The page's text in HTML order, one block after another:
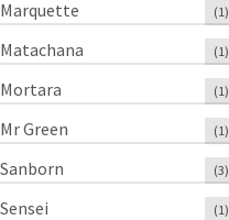
Marquette (1)
Matachana (1)
Mortara (1)
Mr Green (1)
Sanborn (3)
Sensei (1)